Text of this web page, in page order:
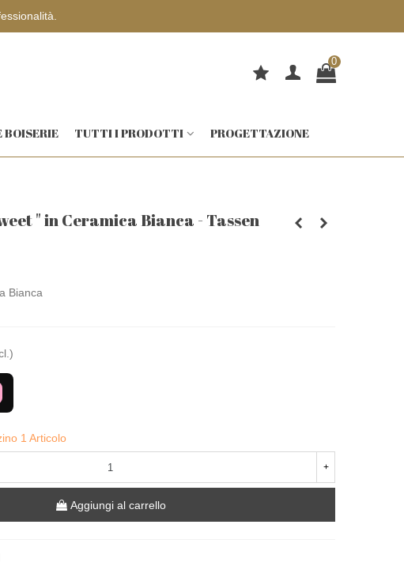
0
BOISERIE TUTTI I PRODOTTI PROGETTAZIONE
" in Ceramica Bianca - Tassen
Bianca
1 Articolo
+
Aggiungi al carrello